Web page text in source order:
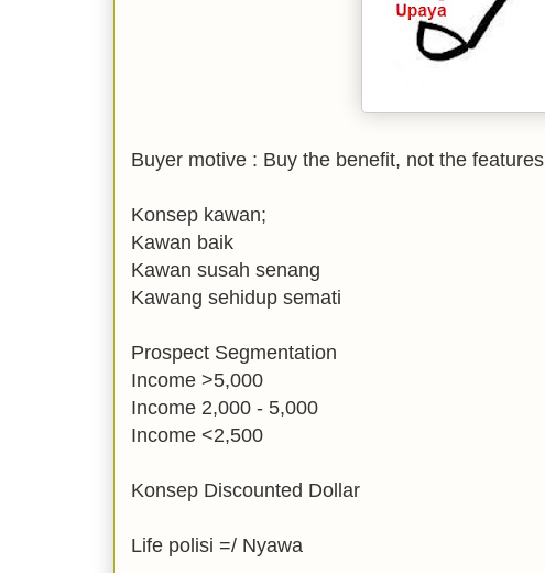
Buyer motive : Buy the benefit, not the features
Konsep kawan;
Kawan baik
Kawan susah senang
Kawang sehidup semati
Prospect Segmentation
Income >5,000
Income 2,000 - 5,000
Income <2,500
Konsep Discounted Dollar
Life polisi =/ Nyawa